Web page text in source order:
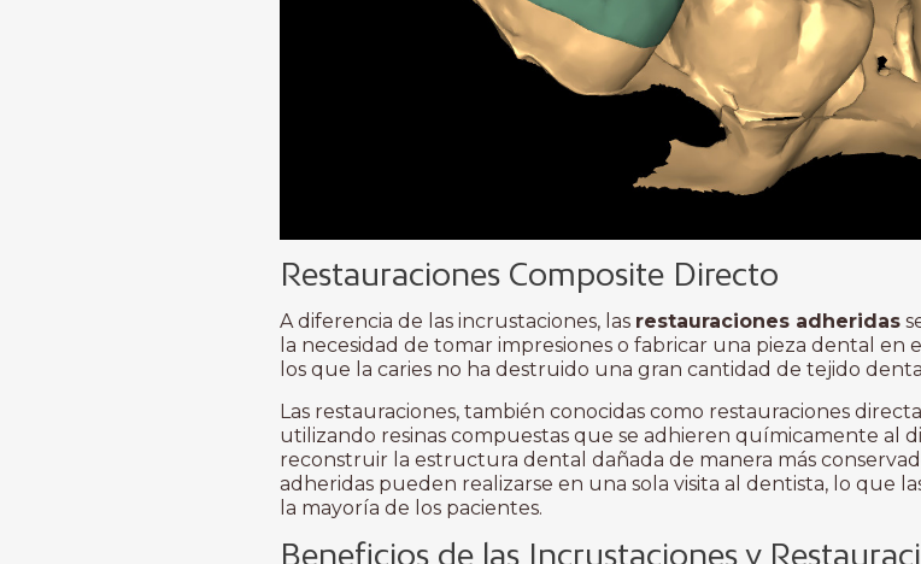
Restauraciones Composite Directo
A diferencia de las incrustaciones, las restauraciones adheridas
la necesidad de tomar impresiones o fabricar una pieza dental en
los que la caries no ha destruido una gran cantidad de tejido
Las restauraciones, también conocidas como restauraciones
utilizando resinas compuestas que se adhieren químicamente al
reconstruir la estructura dental dañada de manera más
adheridas pueden realizarse en una sola visita al dentista, lo que
la mayoría de los pacientes.
Beneficios de las Incrustaciones y